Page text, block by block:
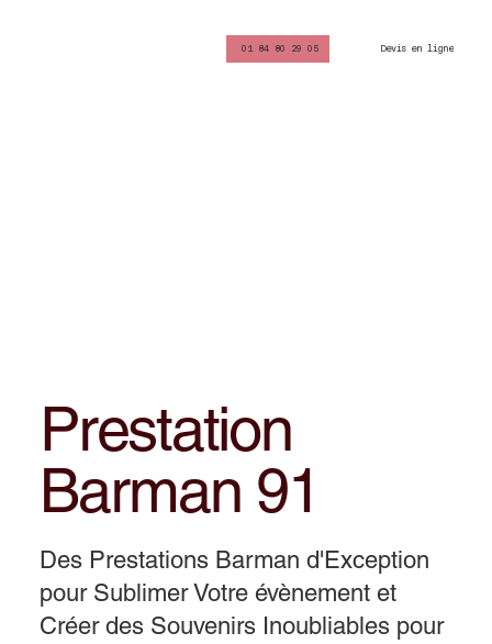
01 84 80 29 05 Devis en ligne
Prestation
Barman 91
Des Prestations Barman d'Exception
pour Sublimer Votre évènement et
Créer des Souvenirs Inoubliables pour